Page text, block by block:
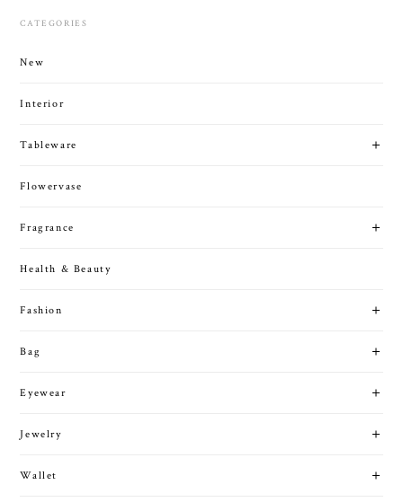
CATEGORIES
New
Interior
Tableware
Flowervase
Fragrance
Health & Beauty
Fashion
Bag
Eyewear
Jewelry
Wallet